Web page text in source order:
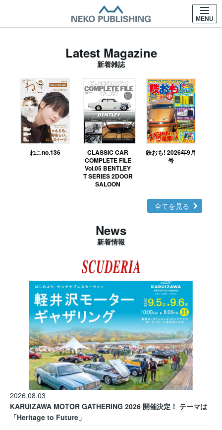
MENU
Latest Magazine
新着雑誌
ねこno.136
CLASSIC CAR
COMPLETE FILE
Vol.05 BENTLEY
T SERIES 2DOOR
SALOON
鉄おも! 2026年9月
号
全てを見る
News
新着情報
2026.08.03
KARUIZAWA MOTOR GATHERING 2026 開催決定！ テーマは
「Heritage to Future」